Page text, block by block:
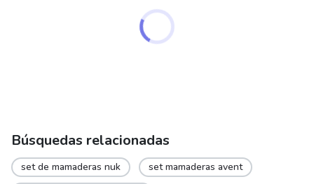
Búsquedas relacionadas
set de mamaderas nuk
set mamaderas avent